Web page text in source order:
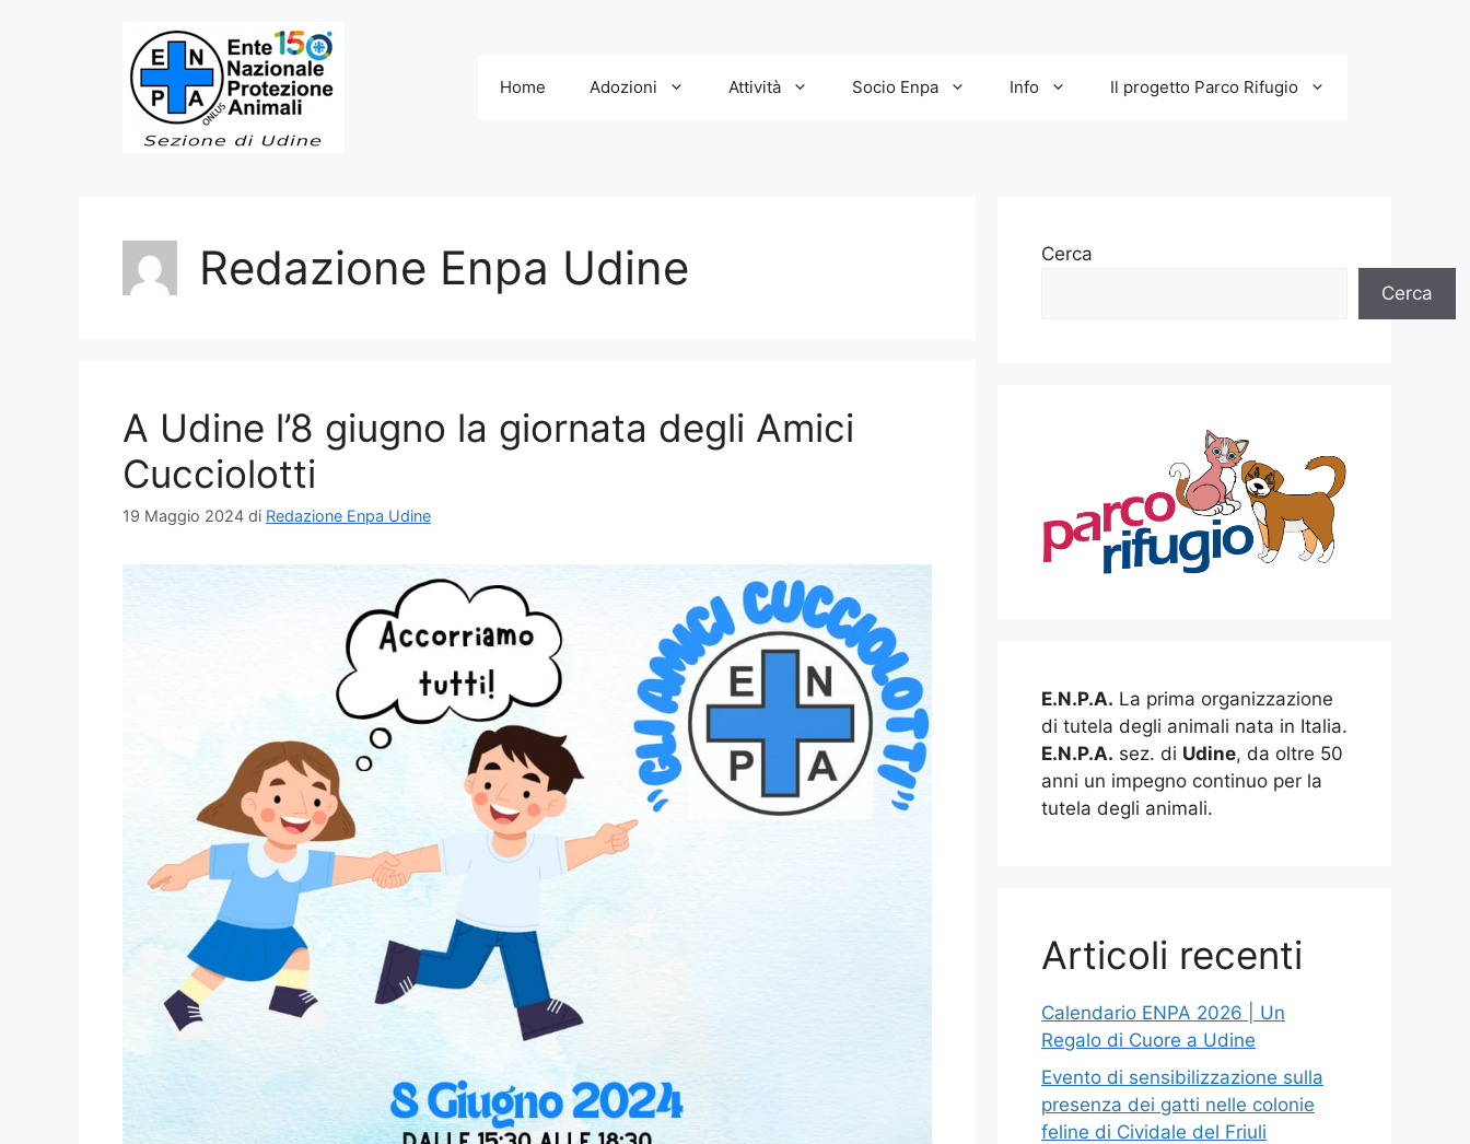
Home Adozioni Attività Socio Enpa Info Il progetto Parco Rifugio
Redazione Enpa Udine
A Udine l’8 giugno la giornata degli Amici
Cucciolotti
19 Maggio 2024 di Redazione Enpa Udine
Cerca
Cerca
E.N.P.A. La prima organizzazione
di tutela degli animali nata in Italia.
E.N.P.A. sez. di Udine, da oltre 50
anni un impegno continuo per la
tutela degli animali.
Articoli recenti
Calendario ENPA 2026 | Un
Regalo di Cuore a Udine
Evento di sensibilizzazione sulla
presenza dei gatti nelle colonie
feline di Cividale del Friuli